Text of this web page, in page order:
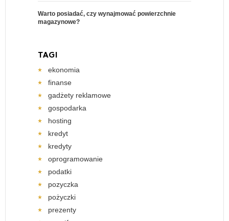
Warto posiadać, czy wynajmować powierzchnie
magazynowe?
TAGI
ekonomia
finanse
gadżety reklamowe
gospodarka
hosting
kredyt
kredyty
oprogramowanie
podatki
pozyczka
pożyczki
prezenty